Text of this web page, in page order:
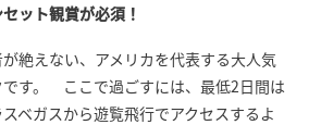
ット観賞が必須！
絶えない、アメリカを代表する大人気
です。 ここで過ごすには、最低2日間は
ベガスから遊覧飛行でアクセスするよ